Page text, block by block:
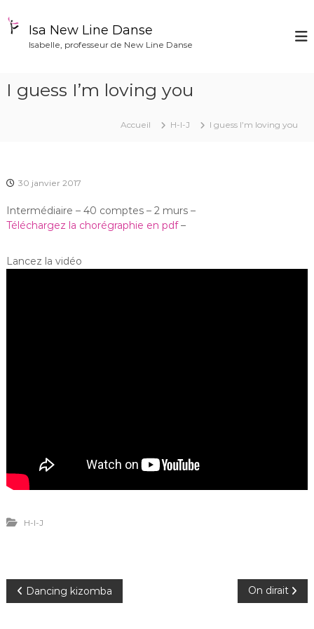
Isa New Line Danse
Isabelle, professeur de New Line Danse
I guess I’m loving you
Accueil H-I-J I guess I’m loving you
30 janvier 2017
Intermédiaire – 40 comptes – 2 murs –
Téléchargez la chorégraphie en pdf–
Lancez la vidéo
H-I-J
N Dancing kizomba On dirait